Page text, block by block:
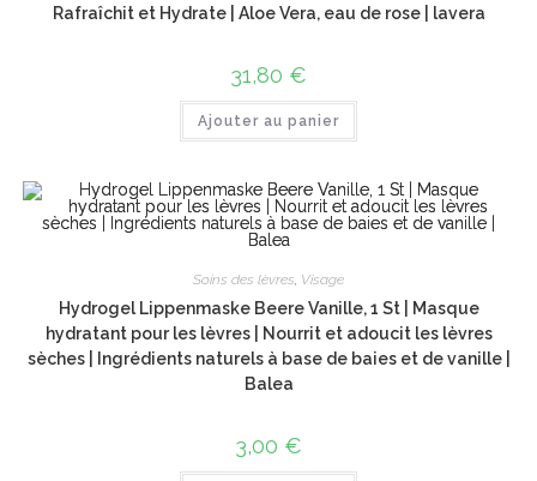
Rafraîchit et Hydrate | Aloe Vera, eau de rose | lavera
31,80 €
Ajouter au panier
Soins des lèvres Visage
Hydrogel Lippenmaske Beere Vanille, 1 St | Masque
hydratant pour les lèvres | Nourrit et adoucit les lèvres
sèches | Ingrédients naturels à base de baies et de vanille |
Balea
3,00 €